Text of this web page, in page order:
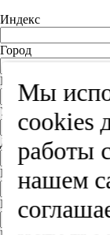
Индекс
Город
Край
Улица
Дом
Квартира
Название
Мы
cооkies
работы
нашем